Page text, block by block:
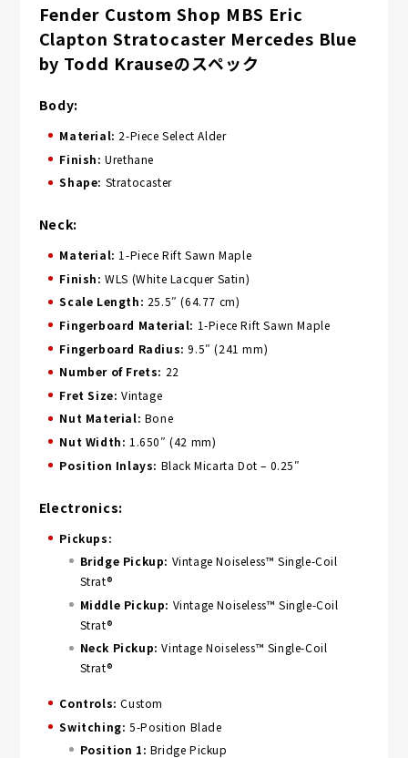
Fender Custom Shop MBS Eric
Clapton Stratocaster Mercedes Blue
by Todd Krauseのスペック
Body:
Material: 2-Piece Select Alder
Finish: Urethane
Shape: Stratocaster
Neck:
Material: 1-Piece Rift Sawn Maple
Finish: WLS (White Lacquer Satin)
Scale Length: 25.5″ (64.77 cm)
Fingerboard Material: 1-Piece Rift Sawn Maple
Fingerboard Radius: 9.5″ (241 mm)
Number of Frets: 22
Fret Size: Vintage
Nut Material: Bone
Nut Width: 1.650″ (42 mm)
Position Inlays: Black Micarta Dot – 0.25″
Electronics:
Pickups:
Bridge Pickup: Vintage Noiseless™ Single-Coil
Strat®
Middle Pickup: Vintage Noiseless™ Single-Coil
Strat®
Neck Pickup: Vintage Noiseless™ Single-Coil
Strat®
Controls: Custom
Switching: 5-Position Blade
Position 1: Bridge Pickup